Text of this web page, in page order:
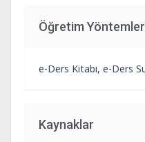
Öğretim
e-Ders Kitabı, e-Ders
Kaynaklar